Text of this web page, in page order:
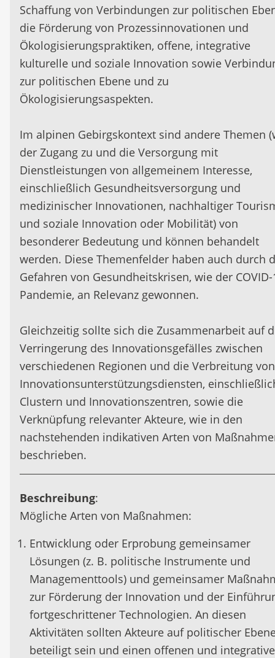
Schaffung von Verbindungen zur politischen
die Förderung von Prozessinnovationen und
Ökologisierungspraktiken, offene, integrative
kulturelle und soziale Innovation sowie
zur politischen Ebene und zu
Ökologisierungsaspekten.
Im alpinen Gebirgskontext sind andere Themen
der Zugang zu und die Versorgung mit
Dienstleistungen von allgemeinem Interesse,
einschließlich Gesundheitsversorgung und
medizinischer Innovationen, nachhaltiger
und soziale Innovation oder Mobilität) von
besonderer Bedeutung und können behandelt
werden. Diese Themenfelder haben auch durch
Gefahren von Gesundheitskrisen, wie der COVID-
Pandemie, an Relevanz gewonnen.
Gleichzeitig sollte sich die Zusammenarbeit auf
Verringerung des Innovationsgefälles zwischen
verschiedenen Regionen und die Verbreitung von
Innovationsunterstützungsdiensten,
Clustern und Innovationszentren, sowie die
Verknüpfung relevanter Akteure, wie in den
nachstehenden indikativen Arten von
beschrieben.
Beschreibung:
Mögliche Arten von Maßnahmen:
Entwicklung oder Erprobung gemeinsamer
Lösungen (z. B. politische Instrumente und
Managementtools) und gemeinsamer
zur Förderung der Innovation und der
fortgeschrittener Technologien. An diesen
Aktivitäten sollten Akteure auf politischer
beteiligt sein und einen offenen und